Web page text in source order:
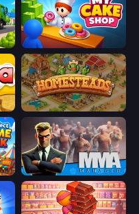
My Cake Shop
Homesteads: Dream Farm
MMA Manager 2